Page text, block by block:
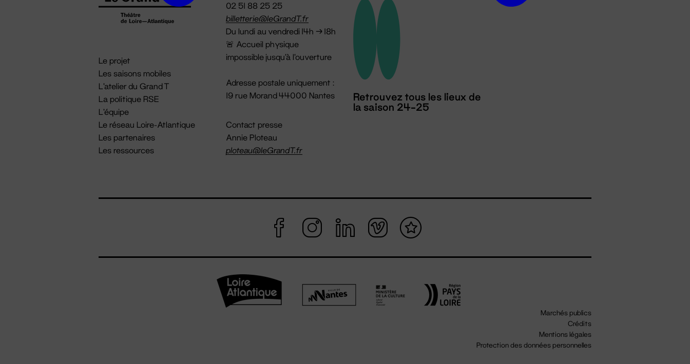
Le projet
Les saisons mobiles
L'atelier du Grand T
La politique RSE
L'équipe
Le réseau Loire-Atlantique
Les partenaires
Les ressources
02 51 88 25 25
billetterie@leGrandT.fr
Du lundi au vendredi 14h → 18h
🚨 Accueil physique
impossible jusqu'à l'ouverture
Adresse postale uniquement :
19 rue Morand 44000 Nantes
Contact presse
Annie Ploteau
ploteau@leGrandT.fr
Retrouvez tous les lieux de
la saison 24-25
Marchés publics
Crédits
Mentions légales
Protection des données personnelles